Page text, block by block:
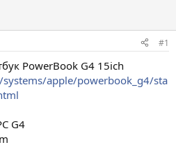
#1
PowerBook G4 15ich
apple/powerbook_g4/sta
G4